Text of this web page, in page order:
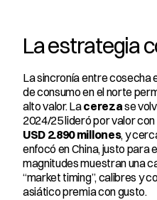
La estrategia
La sincronía entre cosecha
de consumo en el norte
alto valor. La cereza se
2024/25 lideró por valor con
USD 2.890 millones, y
enfocó en China, justo para
magnitudes muestran una
“market timing”, calibres y
asiático premia con gusto.